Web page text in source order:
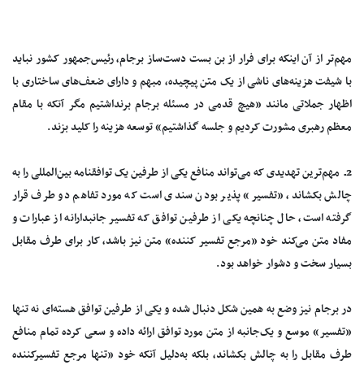
مهم‌تر از آن اینکه برای فرار از بن بست دست‌ساز برجام، رئیس‌جمهور کشور نباید
با شیفت هزینه‌های ناشی از یک متن پیچیده، مبهم و دارای ضعف‌های ساختاری با
اظهار جملاتی مانند «هیچ قدمی در مسئله برجام برنداشتیم مگر آنکه با مقام
معظم رهبری مشورت کردیم و جلسه گذاشتیم» توسعه هزینه را کلید بزند.
2ـ مهم‌ترین تهدیدی که می‌تواند منافع یکی از طرفین یک توافقنامه بین‌المللی را به
چالش بکشاند، «تفسیر» پذیر بودن سندی است که مورد تفاهم دو طرف قرار
گرفته است، حال چنانچه یکی از طرفین توافق که تفسیر جانبدارانه از عبارات و
مفاد متن می‌کند خود «مرجع تفسیر کننده» متن نیز باشد، کار برای طرف مقابل
بسیار سخت و دشوار خواهد بود.
در برجام نیز وضع به همین شکل دنبال شده و یکی از طرفین توافق هسته‌ای نه تنها
«تفسیر» موسع و یک‌جانبه از متن مورد توافق ارائه داده و سعی کرده تمام منافع
طرف مقابل را به چالش بکشاند، بلکه به‌دلیل آنکه خود «تنها مرجع تفسیر‌کننده